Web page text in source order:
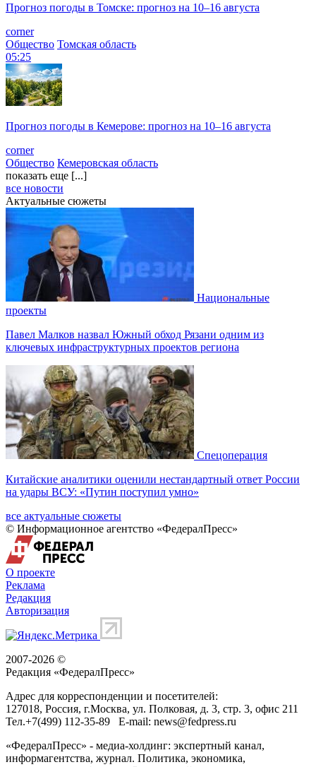
Прогноз погоды в Томске: прогноз на 10–16 августа
corner
Общество Томская область
05:25
Прогноз погоды в Кемерове: прогноз на 10–16 августа
corner
Общество Кемеровская область
показать еще [...]
все новости
Актуальные сюжеты
Национальные
проекты
Павел Малков назвал Южный обход Рязани одним из
ключевых инфраструктурных проектов региона
Спецоперация
Китайские аналитики оценили нестандартный ответ России
на удары ВСУ: «Путин поступил умно»
все актуальные сюжеты
© Информационное агентство «ФедералПресс»
О проекте
Реклама
Редакция
Авторизация
2007-2026 ©
Редакция «ФедералПресс»
Адрес для корреспонденции и посетителей:
127018, Россия, г.Москва, ул. Полковая, д. 3, стр. 3, офис 211
Тел.+7(499) 112-35-89 E-mail: news@fedpress.ru
«ФедералПресс» - медиа-холдинг: экспертный канал,
информагентства, журнал. Политика, экономика,